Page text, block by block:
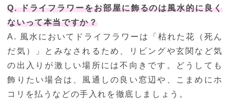
Q. ドライフラワーをお部屋に飾るのは風水的に良く
ないって本当ですか？
A. 風水においてドライフラワーは「枯れた花（死ん
だ気）」とみなされるため、リビングや玄関など気
の出入りが激しい場所には不向きです。どうしても
飾りたい場合は、風通しの良い窓辺や、こまめにホ
コリを払うなどの手入れを徹底しましょう。